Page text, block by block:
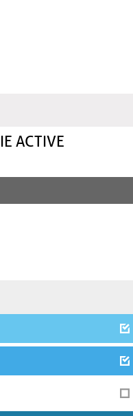
ACTIVE